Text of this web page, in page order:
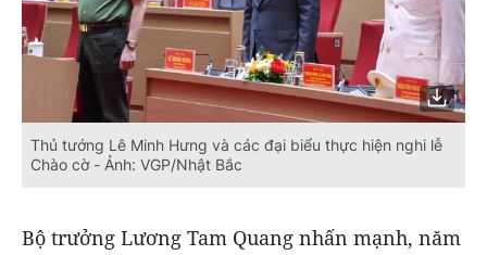
Thủ tướng Lê Minh Hưng và các đại biểu thực hiện nghi lễ
Chào cờ - Ảnh: VGP/Nhật Bắc
Bộ trưởng Lương Tam Quang nhấn mạnh, năm